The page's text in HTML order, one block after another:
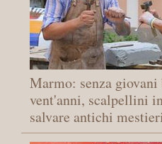
Marmo: senza
vent'anni, scalpellini
salvare antichi